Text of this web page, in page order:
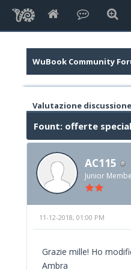
WuBook Community
Valutazione
Fount: offerte
AC115
Junior
11-12-2018, 01:00 PM
Grazie mille! Ho
Ambra